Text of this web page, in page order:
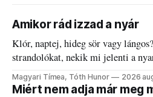
Amikor rád izzad a nyár
Klór, naptej, hideg sör vagy
strandolókat, nekik mi jelenti a
kánikulát.
Magyari Tímea, Tóth Hunor 2026
Miért nem adja már meg